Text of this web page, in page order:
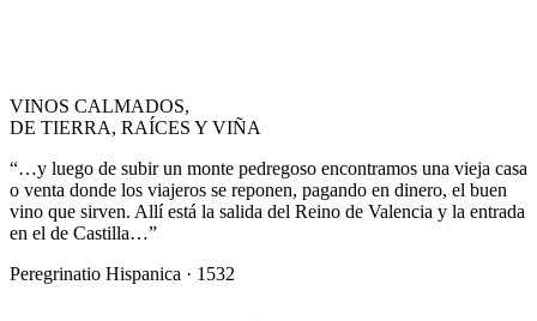
VINOS CALMADOS,
DE TIERRA, RAÍCES Y VIÑA
“…y luego de subir un monte pedregoso encontramos una vieja casa
o venta donde los viajeros se reponen, pagando en dinero, el buen
vino que sirven. Allí está la salida del Reino de Valencia y la entrada
en el de Castilla…”
Peregrinatio Hispanica · 1532